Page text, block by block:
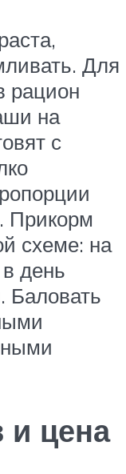
Для
рацион
на
с
Прикорм
схеме: на
день
Баловать
и цена